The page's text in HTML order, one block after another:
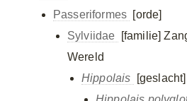
Passeriformes [orde]
Sylviidae
[familie]
Wereld
Hippolais
[geslacht]